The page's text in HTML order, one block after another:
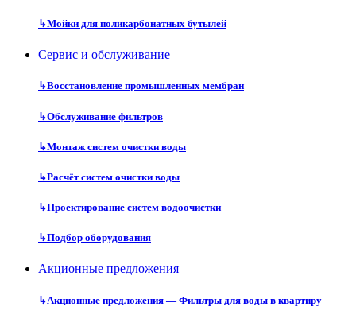
↳Мойки для поликарбонатных бутылей
Сервис и обслуживание
↳Восстановление промышленных мембран
↳Обслуживание фильтров
↳Монтаж систем очистки воды
↳Расчёт систем очистки воды
↳Проектирование систем водоочистки
↳Подбор оборудования
Акционные предложения
↳Акционные предложения — Фильтры для воды в квартиру